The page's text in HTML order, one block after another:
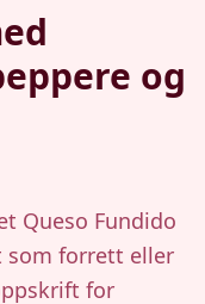
og
Queso Fundido
som forrett eller
for